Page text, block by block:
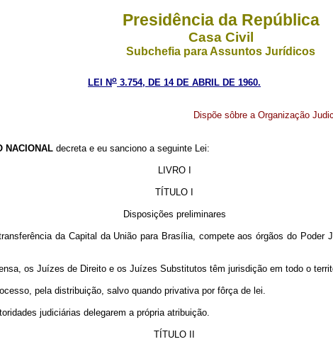
Presidência da República
Casa Civil
Subchefia para Assuntos Jurídicos
LEI No 3.754, DE 14 DE ABRIL DE 1960.
Dispõe sôbre a Organização
NACIONAL decreta e eu sanciono a seguinte Lei:
LIVRO I
TÍTULO I
Disposições preliminares
da Capital da União para Brasília, compete aos órgãos do
os Juízes de Direito e os Juízes Substitutos têm jurisdição em todo o
pela distribuição, salvo quando privativa por fôrça de lei.
judiciárias delegarem a própria atribuição.
TÍTULO II